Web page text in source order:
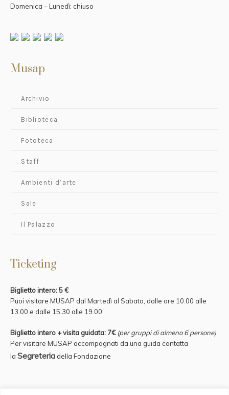
Domenica – Lunedì: chiuso
Musap
Archivio
Biblioteca
Fototeca
Staff
Ambienti d’arte
Sale
Il Palazzo
Ticketing
Biglietto intero: 5 €
Puoi visitare MUSAP dal Martedì al Sabato, dalle ore 10.00 alle
13.00 e dalle 15.30 alle 19.00
Biglietto intero + visita guidata: 7€ (per gruppi di almeno 6 persone)
Per visitare MUSAP accompagnati da una guida contatta
laSegreteria della Fondazione